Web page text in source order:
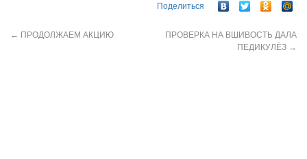
Поделиться
← ПРОДОЛЖАЕМ АКЦИЮ
ПРОВЕРКА НА ВШИВОСТЬ ДАЛА
ПЕДИКУЛЁЗ →